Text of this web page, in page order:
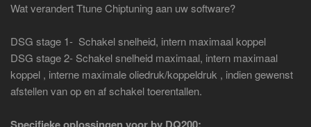
Wat verandert Ttune Chiptuning aan uw software?
DSG stage 1- Schakel snelheid, intern maximaal koppel
DSG stage 2- Schakel snelheid maximaal, intern maximaal
koppel , interne maximale oliedruk/koppeldruk , indien gewenst
afstellen van op en af schakel toerentallen.